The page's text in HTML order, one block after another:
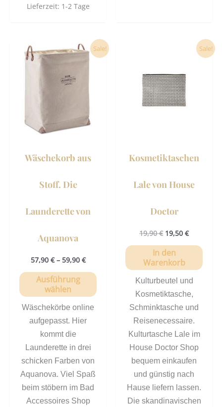
Lieferzeit: 1-2 Tage
Sale!
Wäschekorb aus
Stoff. Die
Launderette von
Aquanova
57,90 €– 59,90 €
Ausführung
wählen
Dieses
Produkt
Produktseite
Wäschekörbe online
aufgepasst. Hier
kommt die
Launderette in drei
schicken Farben von
Aquanova. Viel Spaß
beim stöbern im Bad
Accessoires Shop
Sale!
Kosmetiktaschen
Lale von House
Doctor
19,90€
Ursprünglicher
19,90 €
19,50 €
Aktueller
Preis
In den
Warenkorb
Kulturbeutel und
Kosmetiktasche,
Schminktasche und
Reisenecessaire.
Kulturtasche Lale im
House Doctor Shop
bequem einkaufen
und günstig nach
Hause liefern lassen.
Die skandinavischen